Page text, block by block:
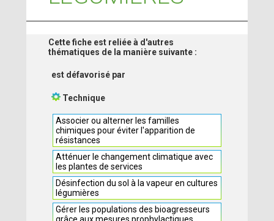
Cette fiche est reliée à d'autres
thématiques de la manière suivante :
est défavorisé par
Technique
Associer ou alterner les familles
chimiques pour éviter l'apparition de
résistances
Atténuer le changement climatique avec
les plantes de services
Désinfection du sol à la vapeur en cultures
légumières
Gérer les populations des bioagresseurs